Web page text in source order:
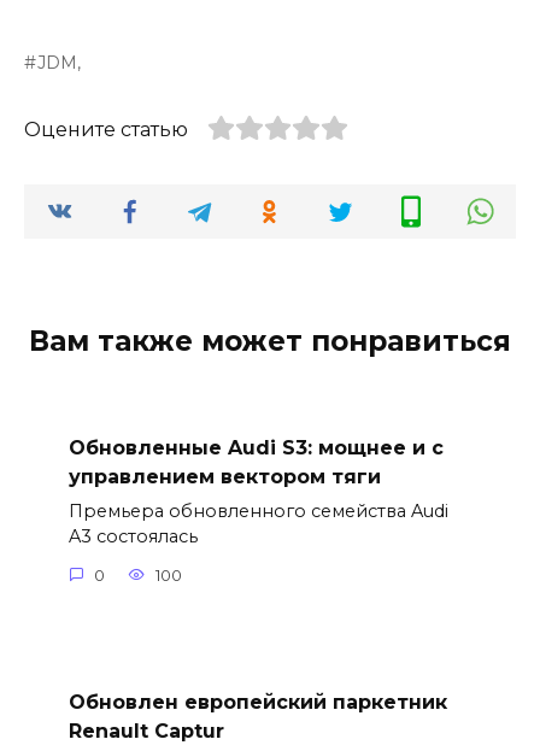
JDM,
Оцените статью
Вам также может понравиться
Обновленные Audi S3: мощнее и с
управлением вектором тяги
Премьера обновленного семейства Audi
A3 состоялась
0 100
Обновлен европейский паркетник
Renault Captur